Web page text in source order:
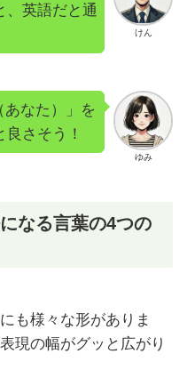
けん
、英語だと通
ゆみ
あなた）」を
さそう！
なる言葉の4つの
も様々な形がありま
現の幅がグッと広がり